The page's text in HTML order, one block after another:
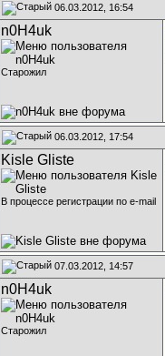
06.03.2012, 16:54
n0H4uk
Старожил
06.03.2012, 17:54
Kisle Gliste
В процессе регистрации по e-mail
07.03.2012, 14:57
n0H4uk
Старожил